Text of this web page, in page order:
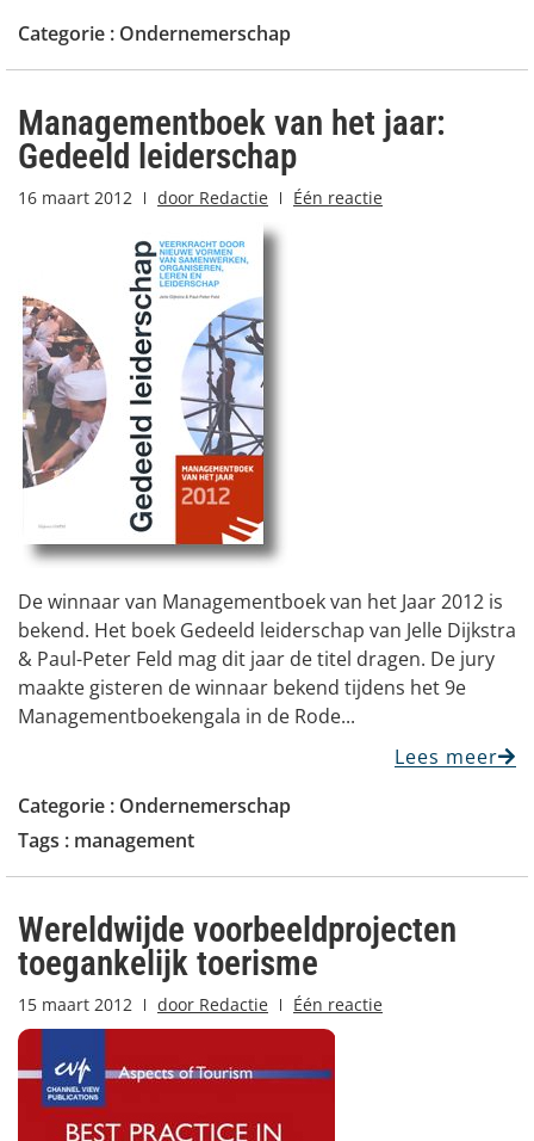
Categorie : Ondernemerschap
Managementboek van het jaar:
Gedeeld leiderschap
16 maart 2012 door Redactie Één reactie
De winnaar van Managementboek van het Jaar 2012 is
bekend. Het boek Gedeeld leiderschap van Jelle Dijkstra
& Paul-Peter Feld mag dit jaar de titel dragen. De jury
maakte gisteren de winnaar bekend tijdens het 9e
Managementboekengala in de Rode...
Lees meer
Categorie : Ondernemerschap
Tags : management
Wereldwijde voorbeeldprojecten
toegankelijk toerisme
15 maart 2012 door Redactie Één reactie